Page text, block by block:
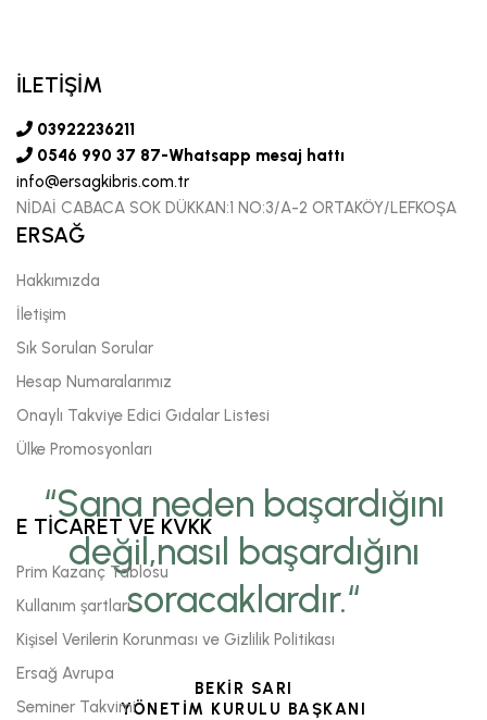
“Sana neden başardığını
değil,nasıl başardığını
soracaklardır.“
BEKİR SARI
YÖNETİM KURULU BAŞKANI
İLETİŞİM
03922236211
0546 990 37 87-Whatsapp mesaj hattı
info@ersagkibris.com.tr
NİDAİ CABACA SOK DÜKKAN:1 NO:3/A-2 ORTAKÖY/LEFKOŞA
ERSAĞ
Hakkımızda
İletişim
Sık Sorulan Sorular
Hesap Numaralarımız
Onaylı Takviye Edici Gıdalar Listesi
Ülke Promosyonları
E TİCARET VE KVKK
Prim Kazanç Tablosu
Kullanım şartları
Kişisel Verilerin Korunması ve Gizlilik Politikası
Ersağ Avrupa
Seminer Takvimi